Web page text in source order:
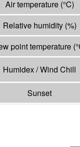
Air temperature (°C)
Relative humidity (%)
point temperature (°
Humidex / Wind Chill
Sunset